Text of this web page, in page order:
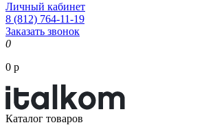
Личный кабинет
8 (812) 764-11-19
Заказать звонок
0
0 р
Каталог товаров